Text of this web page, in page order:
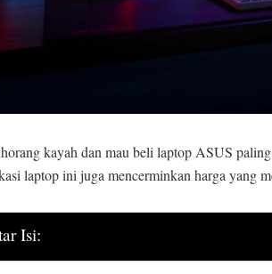
kayah dan mau beli laptop ASUS
laptop ini juga mencerminkan harga yang
Isi: